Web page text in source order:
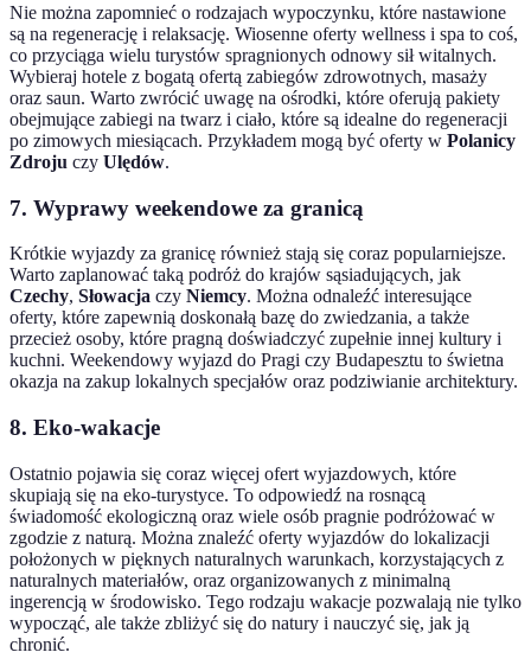
Nie można zapomnieć o rodzajach wypoczynku, które nastawione
są na regenerację i relaksację. Wiosenne oferty wellness i spa to coś,
co przyciąga wielu turystów spragnionych odnowy sił witalnych.
Wybieraj hotele z bogatą ofertą zabiegów zdrowotnych, masaży
oraz saun. Warto zwrócić uwagę na ośrodki, które oferują pakiety
obejmujące zabiegi na twarz i ciało, które są idealne do regeneracji
po zimowych miesiącach. Przykładem mogą być oferty w Polanicy
Zdroju czy Ulędów.
7. Wyprawy weekendowe za granicą
Krótkie wyjazdy za granicę również stają się coraz popularniejsze.
Warto zaplanować taką podróż do krajów sąsiadujących, jak
Czechy, Słowacja czy Niemcy. Można odnaleźć interesujące
oferty, które zapewnią doskonałą bazę do zwiedzania, a także
przecież osoby, które pragną doświadczyć zupełnie innej kultury i
kuchni. Weekendowy wyjazd do Pragi czy Budapesztu to świetna
okazja na zakup lokalnych specjałów oraz podziwianie architektury.
8. Eko-wakacje
Ostatnio pojawia się coraz więcej ofert wyjazdowych, które
skupiają się na eko-turystyce. To odpowiedź na rosnącą
świadomość ekologiczną oraz wiele osób pragnie podróżować w
zgodzie z naturą. Można znaleźć oferty wyjazdów do lokalizacji
położonych w pięknych naturalnych warunkach, korzystających z
naturalnych materiałów, oraz organizowanych z minimalną
ingerencją w środowisko. Tego rodzaju wakacje pozwalają nie tylko
wypocząć, ale także zbliżyć się do natury i nauczyć się, jak ją
chronić.